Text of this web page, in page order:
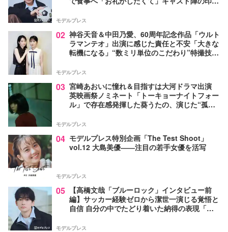
モデルプレス
02 神谷天音＆中田乃愛、60周年記念作品「ウルト
ラマンテオ」出演に感じた責任と不安「大きな
転機になる」“数ミリ単位のこだわり”特撮技術
モデルプレス
03 宮崎あおいに憧れ＆目指すは大河ドラマ出演
英映画祭ノミネート「トーキョーナイトフォー
ル」で存在感発揮した葵うたの、演じた“孤
モデルプレス
04 モデルプレス特別企画「The Test Shoot」
vol.12 大島美優――注目の若手女優を活写
モデルプレス
05
【高橋文哉「ブルーロック」インタビュー前
編】サッカー経験ゼロから潔世一演じる覚悟と
自信 自分の中でたどり着いた納得の表現「一
モデルプレス